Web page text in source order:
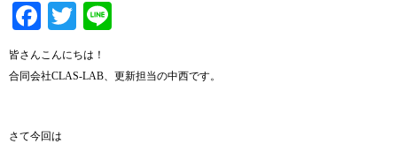
Facebook
Twitter
皆さんこんにちは！
合同会社CLAS-LAB、更新担当の中西です。
さて今回は